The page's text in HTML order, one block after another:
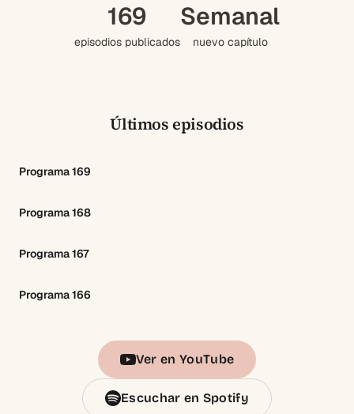
169
episodios publicados
Semanal
nuevo capítulo
Últimos episodios
Programa 169
Programa 168
Programa 167
Programa 166
Ver en YouTube
Escuchar en Spotify